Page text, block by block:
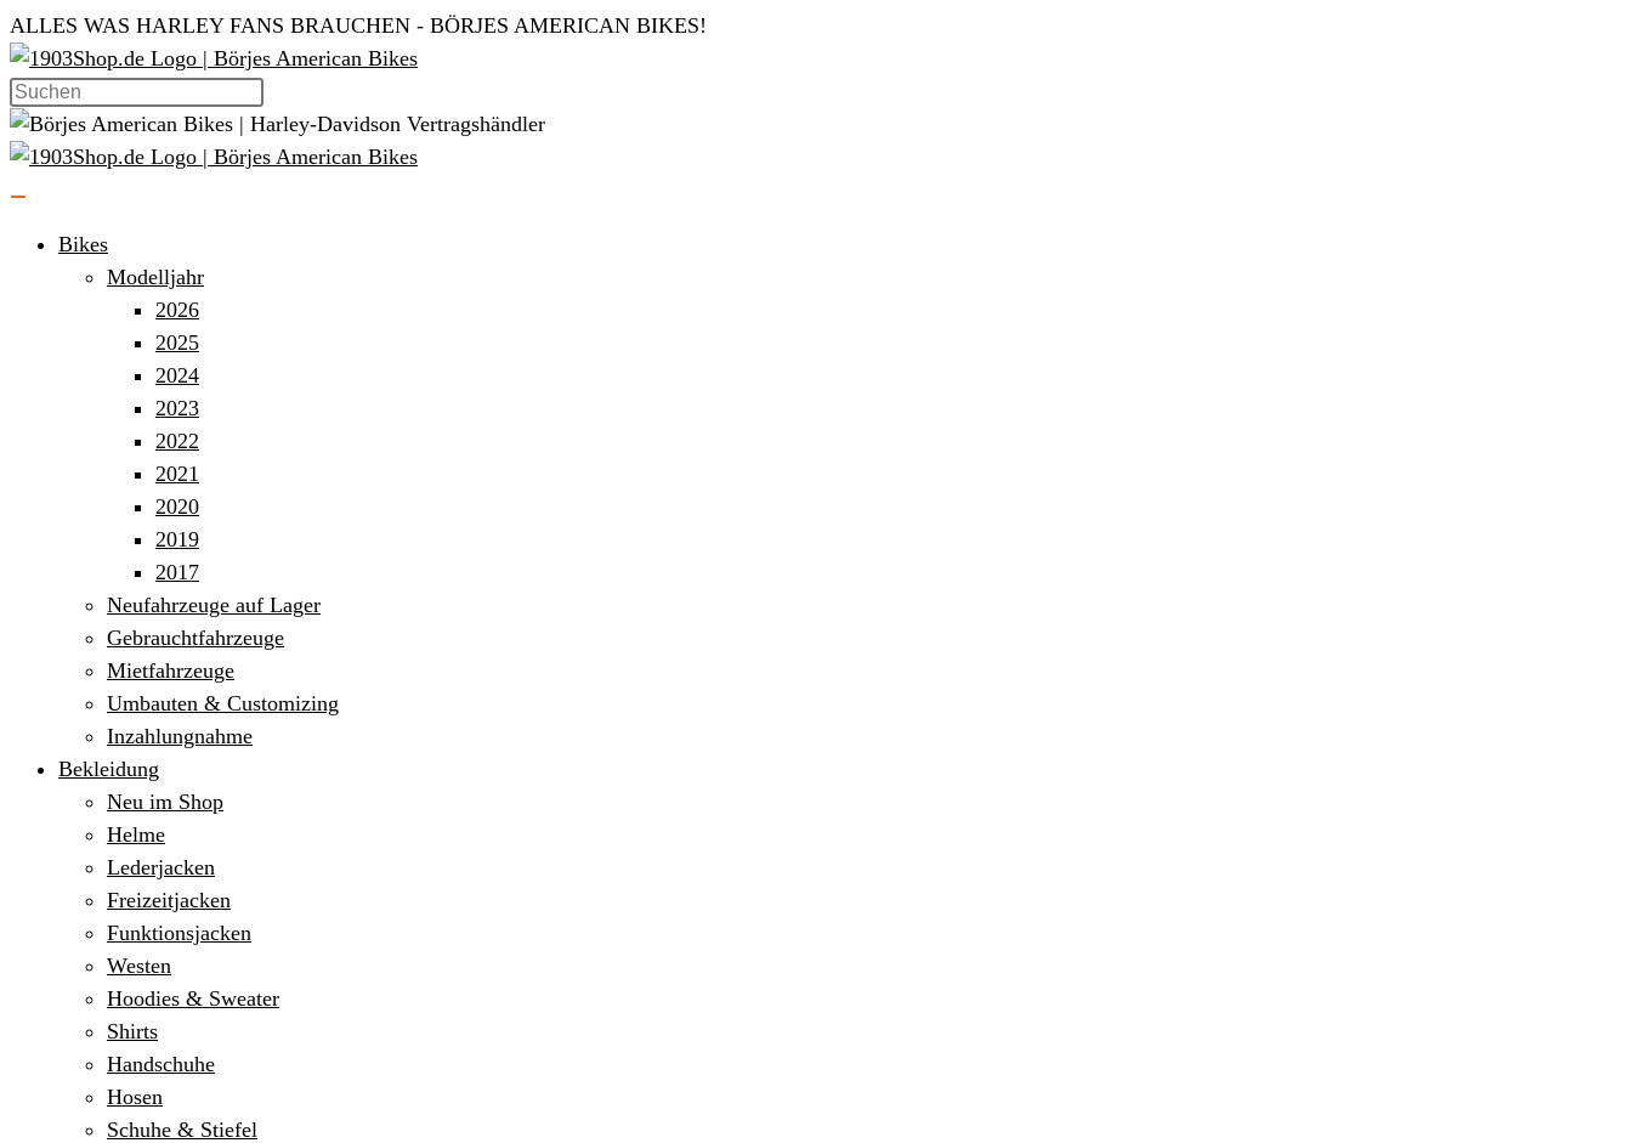
Zum
Inhalt
springen
ALLES WAS HARLEY FANS BRAUCHEN - BÖRJES AMERICAN BIKES!
Bikes
Modelljahr
2026
2025
2024
2023
2022
2021
2020
2019
2017
Neufahrzeuge auf Lager
Gebrauchtfahrzeuge
Mietfahrzeuge
Umbauten & Customizing
Inzahlungnahme
Bekleidung
Neu im Shop
Helme
Lederjacken
Freizeitjacken
Funktionsjacken
Westen
Hoodies & Sweater
Shirts
Handschuhe
Hosen
Schuhe & Stiefel